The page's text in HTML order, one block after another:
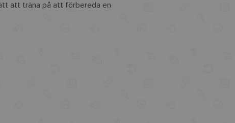
att träna på att förbereda en